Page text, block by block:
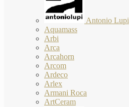
Antonio Lupi
Aquamass
Arbi
Arca
Arcahorn
Arcom
Ardeco
Arlex
Armani Roca
ArtCeram